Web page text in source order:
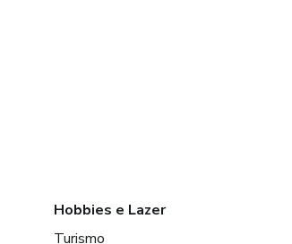
Hobbies e Lazer
Turismo